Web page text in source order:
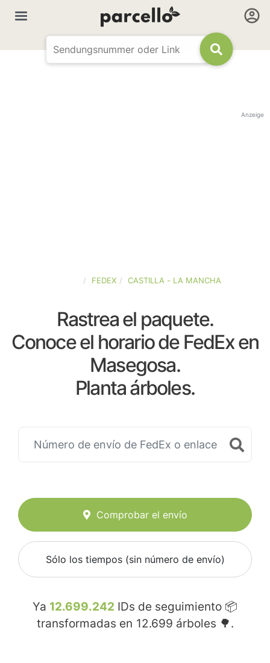
Anzeige
FEDEX CASTILLA - LA MANCHA
Rastrea el paquete.
Conoce el horario de FedEx en
Masegosa.
Planta árboles.
Comprobar el envío
Sólo los tiempos (sin número de envío)
Ya 12.699.242 IDs de seguimiento 📦
transformadas en 12.699 árboles 🌳.